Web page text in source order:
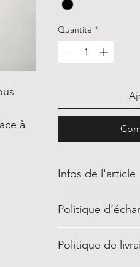
à
Quantité *
Infos de l'article
100% coton
Apprêt naturel
lisse
Politique
jours pour
Politique de